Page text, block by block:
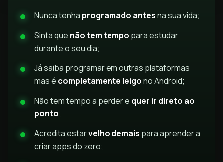
Nunca tenha programado antesna sua vida;
Sinta que não tem tempo para estudar
durante o seu dia;
Já saiba programar em outras plataformas
mas é completamente leigono Android;
Não tem tempo a perder e quer ir direto ao
ponto;
Acredita estarvelho demais para aprender a
criar apps do zero;